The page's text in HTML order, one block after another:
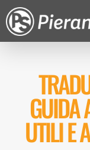
GUIDA
UTILI E